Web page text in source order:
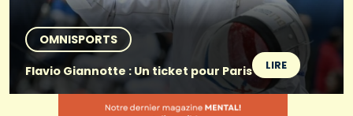
OMNISPORTS
Flavio Giannotte : Un ticket pour Paris
LIRE